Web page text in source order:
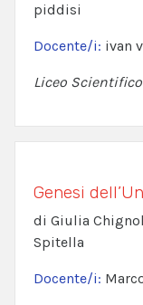
piddisi
Docente/i: ivan
Liceo
Genesi
di Giulia
Spitella
Docente/i: